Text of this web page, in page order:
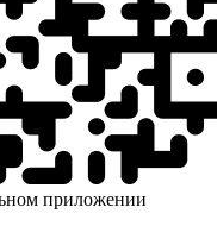
приложении